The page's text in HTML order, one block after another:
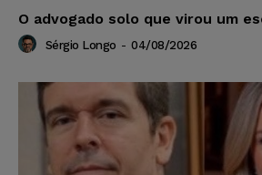
O advogado solo que virou um
Sérgio Longo - 04/08/2026